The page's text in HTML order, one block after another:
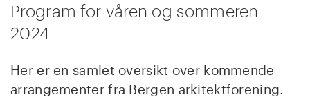
Program for våren og sommeren
2024
Her er en samlet oversikt over kommende
arrangementer fra Bergen arkitektforening.